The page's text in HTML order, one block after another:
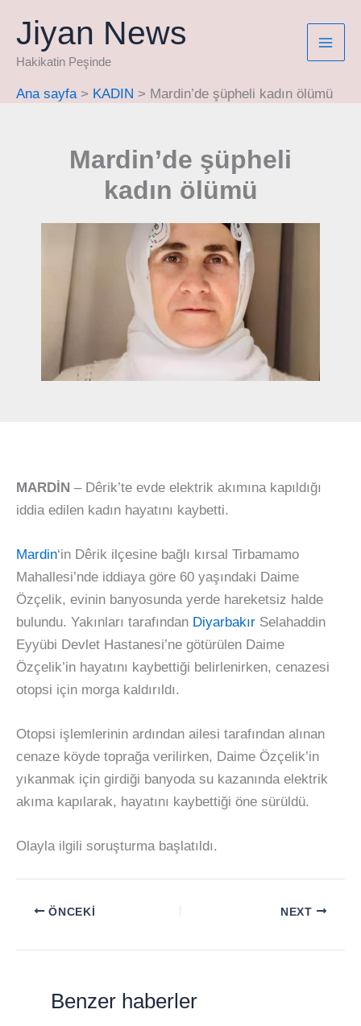
Jiyan News
Hakikatin Peşinde
Ana sayfa KADIN Mardin’de şüpheli kadın ölümü
Mardin’de şüpheli
kadın ölümü
MARDİN – Dêrik’te evde elektrik akımına kapıldığı
iddia edilen kadın hayatını kaybetti.
Mardin‘in Dêrik ilçesine bağlı kırsal Tirbamamo
Mahallesi’nde iddiaya göre 60 yaşındaki Daime
Özçelik, evinin banyosunda yerde hareketsiz halde
bulundu. Yakınları tarafından Diyarbakır Selahaddin
Eyyübi Devlet Hastanesi’ne götürülen Daime
Özçelik’in hayatını kaybettiği belirlenirken, cenazesi
otopsi için morga kaldırıldı.
Otopsi işlemlerinin ardından ailesi tarafından alınan
cenaze köyde toprağa verilirken, Daime Özçelik’in
yıkanmak için girdiği banyoda su kazanında elektrik
akıma kapılarak, hayatını kaybettiği öne sürüldü.
Olayla ilgili soruşturma başlatıldı.
ÖNCEKI NEXT
Benzer haberler